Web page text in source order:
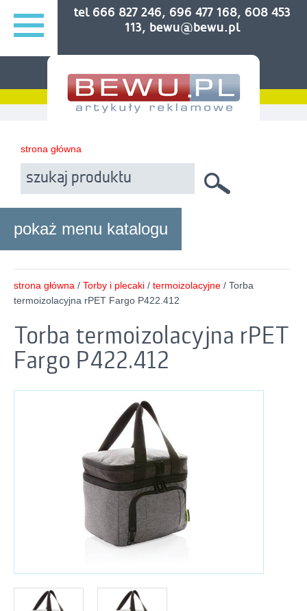
tel 666 827 246, 696 477 168, 608 453
113, bewu@bewu.pl
strona główna
pokaż menu katalogu
strona główna / Torby i plecaki / termoizolacyjne / Torba
termoizolacyjna rPET Fargo P422.412
Torba termoizolacyjna rPET
Fargo P422.412